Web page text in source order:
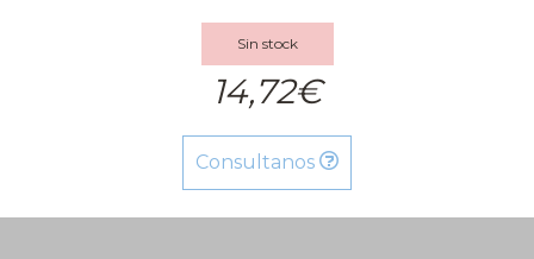
Sin stock
14,72€
Consultanos